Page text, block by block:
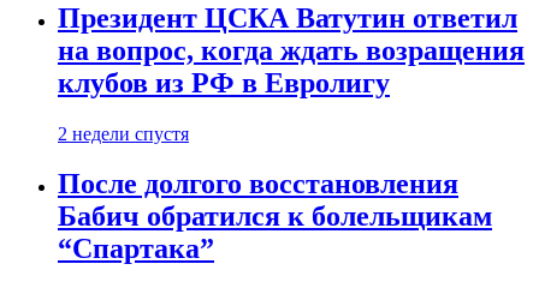
Президент ЦСКА Ватутин ответил
на вопрос, когда ждать возращения
клубов из РФ в Евролигу
2 недели спустя
После долгого восстановления
Бабич обратился к болельщикам
“Спартака”